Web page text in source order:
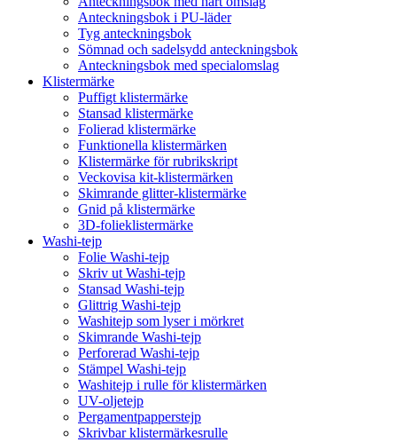
Anteckningsbok i PU-läder
Tyg anteckningsbok
Sömnad och sadelsydd anteckningsbok
Anteckningsbok med specialomslag
Klistermärke
Puffigt klistermärke
Stansad klistermärke
Folierad klistermärke
Funktionella klistermärken
Klistermärke för rubrikskript
Veckovisa kit-klistermärken
Skimrande glitter-klistermärke
Gnid på klistermärke
3D-folieklistermärke
Washi-tejp
Folie Washi-tejp
Skriv ut Washi-tejp
Stansad Washi-tejp
Glittrig Washi-tejp
Washitejp som lyser i mörkret
Skimrande Washi-tejp
Perforerad Washi-tejp
Stämpel Washi-tejp
Washitejp i rulle för klistermärken
UV-oljetejp
Pergamentpapperstejp
Skrivbar klistermärkesrulle